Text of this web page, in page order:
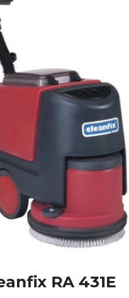
RA 431Е